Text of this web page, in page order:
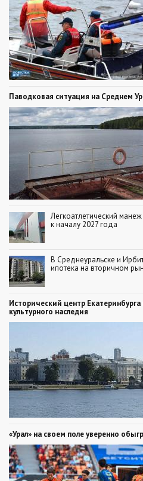
Паводковая ситуация на Среднем
Легкоатлетический
к началу 2027 года
В Среднеуральске и
ипотека на вторичном
Исторический центр
культурного наследия
«Урал» на своем поле уверенно